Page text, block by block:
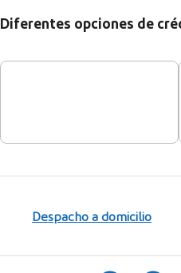
Diferentes opciones de
Despacho a domicilio